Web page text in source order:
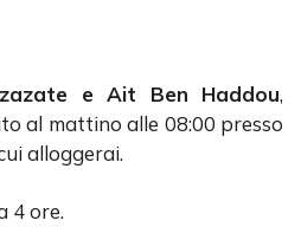
e Ait Ben Haddou,
al mattino alle 08:00 presso
alloggerai.
4 ore.